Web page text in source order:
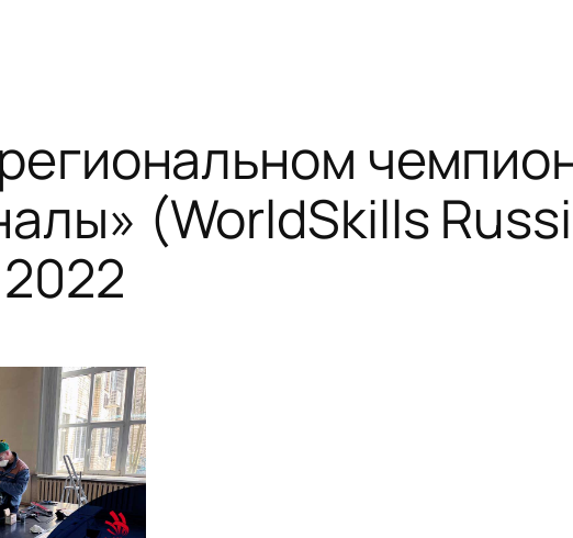
(WorldSkills